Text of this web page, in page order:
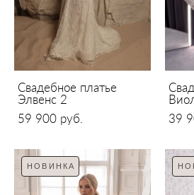
Свадебное платье
Элвенс 2
59 900 pуб.
39
НОВИНКА